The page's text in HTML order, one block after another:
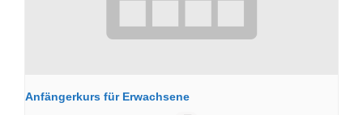
Anfängerkurs für Erwachsene